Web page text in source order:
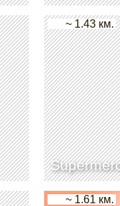
~ 1.43 км.
~ 1.61 км.